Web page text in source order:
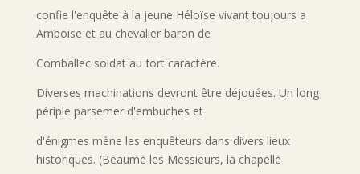
confie l'enquête à la jeune Héloïse vivant toujours a
Amboise et au chevalier baron de
Comballec soldat au fort caractère.
Diverses machinations devront être déjouées. Un long
périple parsemer d'embuches et
d'énigmes mène les enquêteurs dans divers lieux
historiques. (Beaume les Messieurs, la chapelle